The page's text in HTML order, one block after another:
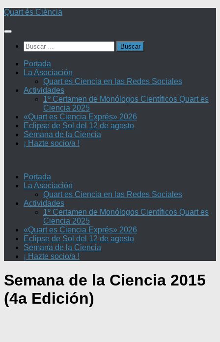
Saltar
contenido
Quart és Ciència
Buscar:
Portada
La Asociación
Quart es Ciencia en las Redes Sociales
Actividades
1º Certamen de Monólogos Científicos Quart es
Ciencia 2025
«Quart es Ciencia Exprés» 2026
Eclipse de Sol del 12 de agosto
Semana de la Ciencia
¡ Hazte socio/a !
Portada
La Asociación
Quart es Ciencia en las Redes Sociales
Actividades
1º Certamen de Monólogos Científicos Quart es
Ciencia 2025
«Quart es Ciencia Exprés» 2026
Eclipse de Sol del 12 de agosto
Semana de la Ciencia
¡ Hazte socio/a !
Semana de la Ciencia 2015
(4a Edición)